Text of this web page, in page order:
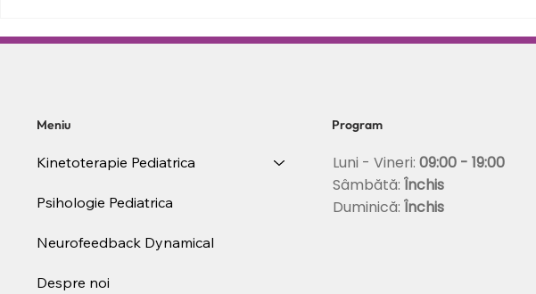
apare, cum il recunosti si
Schroth in corectarea
Meniu
Kinetoterapie Pediatrica
Psihologie Pediatrica
Neurofeedback Dynamical
Despre noi
Program
Luni - Vineri: 09:00 - 19:00
Sâmbătă: Închis
Duminică: Închis